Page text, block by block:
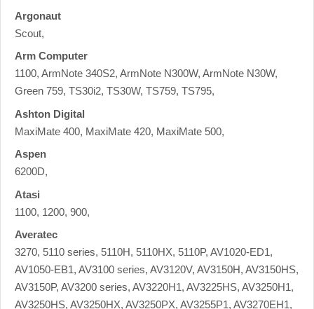
Argonaut
Scout,
Arm Computer
1100, ArmNote 340S2, ArmNote N300W, ArmNote N30W,
Green 759, TS30i2, TS30W, TS759, TS795,
Ashton Digital
MaxiMate 400, MaxiMate 420, MaxiMate 500,
Aspen
6200D,
Atasi
1100, 1200, 900,
Averatec
3270, 5110 series, 5110H, 5110HX, 5110P, AV1020-ED1,
AV1050-EB1, AV3100 series, AV3120V, AV3150H, AV3150HS,
AV3150P, AV3200 series, AV3220H1, AV3225HS, AV3250H1,
AV3250HS, AV3250HX, AV3250PX, AV3255P1, AV3270EH1,